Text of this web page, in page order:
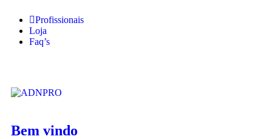
Profissionais
Loja
Faq’s
Bem vindo